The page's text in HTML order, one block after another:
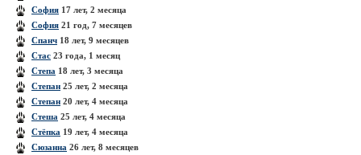
София 17 лет, 2 месяца
София 21 год, 7 месяцев
Спанч 18 лет, 9 месяцев
Стас 23 года, 1 месяц
Степа 18 лет, 3 месяца
Степан 25 лет, 2 месяца
Степан 20 лет, 4 месяца
Стеша 25 лет, 4 месяца
Стёпка 19 лет, 4 месяца
Сюзанна 26 лет, 8 месяцев